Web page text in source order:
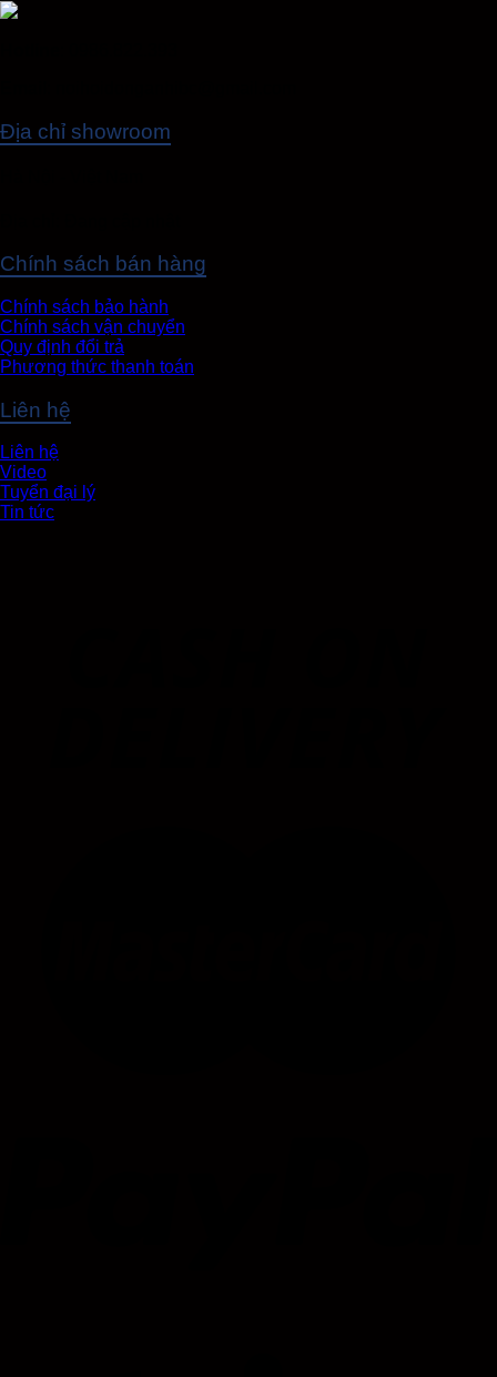
Địa chỉ showroom
Chính sách bán hàng
Chính sách bảo hành
Chính sách vận chuyển
Quy định đổi trả
Phương thức thanh toán
Liên hệ
Liên hệ
Video
Tuyển đại lý
Tin tức